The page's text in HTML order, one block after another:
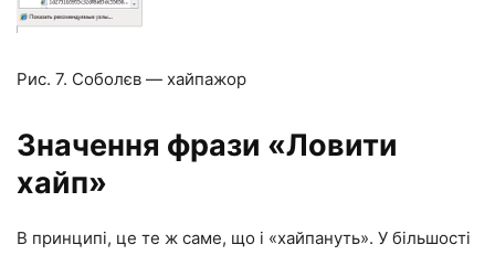
Рис. 7. Соболєв — хайпажор
Значення фрази «Ловити
хайп»
В принципі, це те ж саме, що і «хайпануть». У більшості